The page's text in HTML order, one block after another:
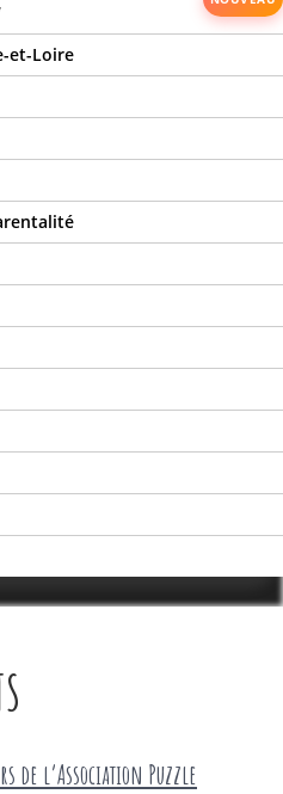
et-Loire
de l’Association Puzzle